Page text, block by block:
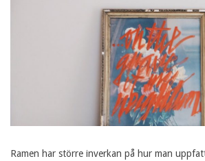
Ramen har större inverkan på hur man